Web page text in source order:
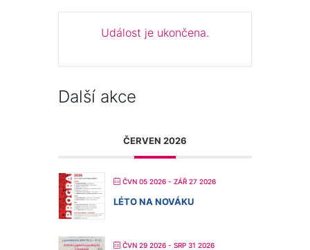
Událost je ukončena.
Další akce
ČERVEN 2026
ČVN 05 2026 - ZÁŘ 27 2026
LÉTO NA NOVÁKU
ČVN 29 2026 - SRP 31 2026